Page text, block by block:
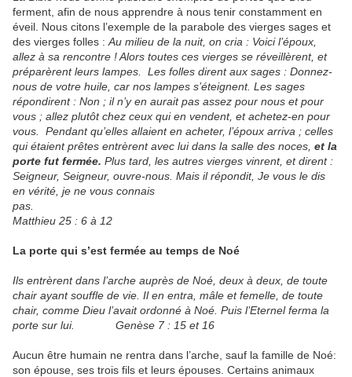
ferment, afin de nous apprendre à nous tenir constamment en
éveil. Nous citons l’exemple de la parabole des vierges sages et
des vierges folles : Au milieu de la nuit, on cria : Voici l’époux,
allez à sa rencontre ! Alors toutes ces vierges se réveillèrent, et
préparèrent leurs lampes. Les folles dirent aux sages : Donnez-
nous de votre huile, car nos lampes s’éteignent. Les sages
répondirent : Non ; il n’y en aurait pas assez pour nous et pour
vous ; allez plutôt chez ceux qui en vendent, et achetez-en pour
vous. Pendant qu’elles allaient en acheter, l’époux arriva ; celles
qui étaient prêtes entrèrent avec lui dans la salle des noces, et la
porte fut fermée. Plus tard, les autres vierges vinrent, et dirent :
Seigneur, Seigneur, ouvre-nous. Mais il répondit, Je vous le dis
en vérité, je ne vous connais
pas.
Matthieu 25 : 6 à 12
La porte qui s’est fermée au temps de Noé
Ils entrèrent dans l’arche auprès de Noé, deux à deux, de toute
chair ayant souffle de vie. Il en entra, mâle et femelle, de toute
chair, comme Dieu l’avait ordonné à Noé. Puis l’Eternel ferma la
porte sur lui. Genèse 7 : 15 et 16
Aucun être humain ne rentra dans l’arche, sauf la famille de Noé:
son épouse, ses trois fils et leurs épouses. Certains animaux